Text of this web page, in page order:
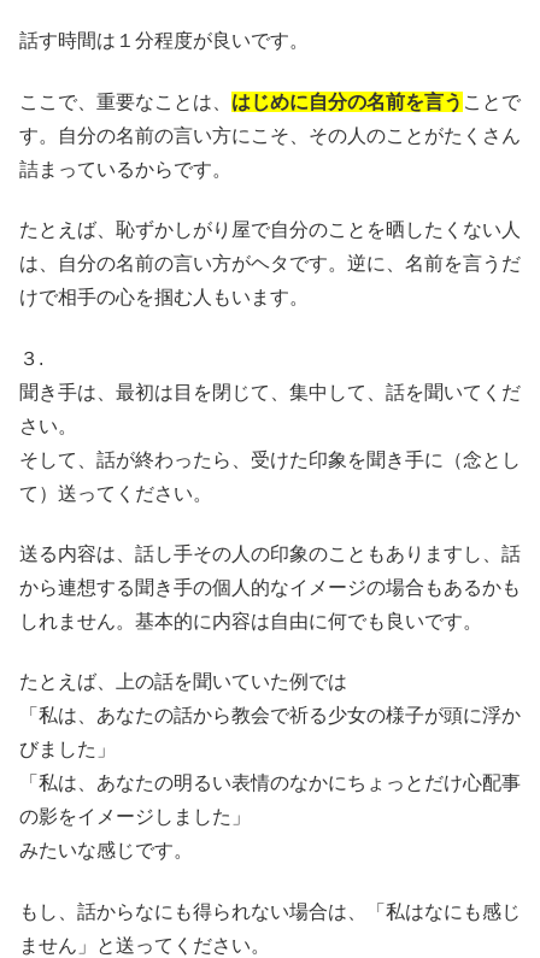
話す時間は１分程度が良いです。
ここで、重要なことは、 はじめに自分の名前を言う ことで
す。自分の名前の言い方にこそ、その人のことがたくさん
詰まっているからです。
たとえば、恥ずかしがり屋で自分のことを晒したくない人
は、自分の名前の言い方がヘタです。逆に、名前を言うだ
けで相手の心を掴む人もいます。
３.
聞き手は、最初は目を閉じて、集中して、話を聞いてくだ
さい。
そして、話が終わったら、受けた印象を聞き手に（念とし
て）送ってください。
送る内容は、話し手その人の印象のこともありますし、話
から連想する聞き手の個人的なイメージの場合もあるかも
しれません。基本的に内容は自由に何でも良いです。
たとえば、上の話を聞いていた例では
「私は、あなたの話から教会で祈る少女の様子が頭に浮か
びました」
「私は、あなたの明るい表情のなかにちょっとだけ心配事
の影をイメージしました」
みたいな感じです。
もし、話からなにも得られない場合は、「私はなにも感じ
ません」と送ってください。